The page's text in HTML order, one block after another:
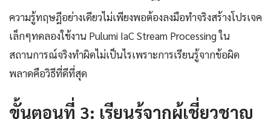
ความรู้ทฤษฎีอย่างเดียวไม่เพียงพอต้องลงมือทำจริงสร้างโปรเจค
เล็กๆทดลองใช้งาน Pulumi IaC Stream Processing ใน
สถานการณ์จริงทำผิดไม่เป็นไรเพราะการเรียนรู้จากข้อผิด
พลาดคือวิธีที่ดีที่สุด
ขั้นตอนที่ 3: เรียนรู้จากผู้เชี่ยวชาญ